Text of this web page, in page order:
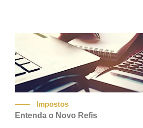
Impostos
Entenda o Novo Refis